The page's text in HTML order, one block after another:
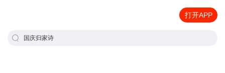
打开APP
国庆归家诗